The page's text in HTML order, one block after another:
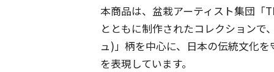
本商品は、盆栽アーティスト集団「
とともに制作されたコレクションで
ュ)」柄を中心に、日本の伝統文化
を表現しています。